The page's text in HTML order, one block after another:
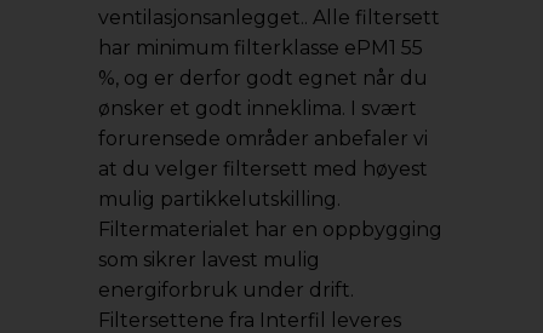
ventilasjonsanlegget.. Alle filtersett
har minimum filterklasse ePM1 55
%, og er derfor godt egnet når du
ønsker et godt inneklima. I svært
forurensede områder anbefaler vi
at du velger filtersett med høyest
mulig partikkelutskilling.
Filtermaterialet har en oppbygging
som sikrer lavest mulig
energiforbruk under drift.
Filtersettene fra Interfil leveres